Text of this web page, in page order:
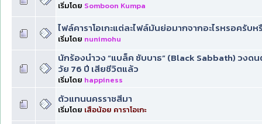
เริ่มโดย Somboon Kumpa
ไฟล์คาราโอเกะ​แต่ละไฟล์มันย่อมากจากอะไรหรอครับ
เริ่มโดย nunimohu
นักร้องนำวง “แบล็ค ซับบาธ” (Black Sabbath) วงด
วัย 76 ปี เสียชีวิตแล้ว
เริ่มโดย happiness
ตัวแทนนครราชสีมา
เริ่มโดย เสือน้อย คาราโอเกะ